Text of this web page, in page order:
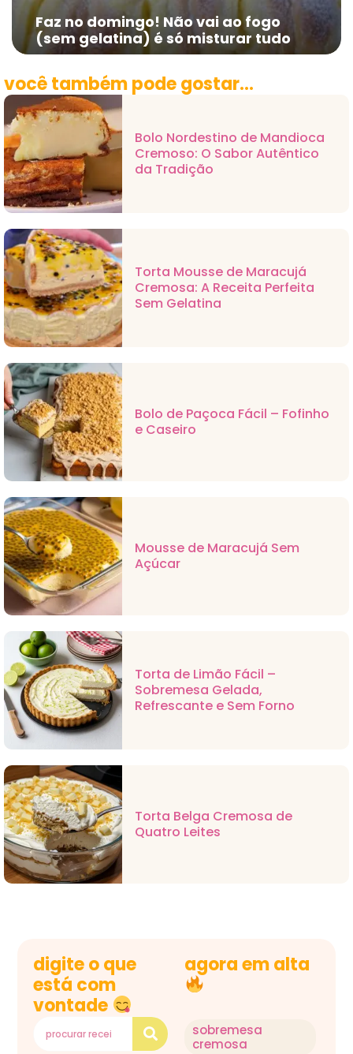
Faz no domingo! Não vai ao fogo
(sem gelatina) é só misturar tudo
você também pode gostar...
Bolo Nordestino de Mandioca
Cremoso: O Sabor Autêntico
da Tradição
Torta Mousse de Maracujá
Cremosa: A Receita Perfeita
Sem Gelatina
Bolo de Paçoca Fácil – Fofinho
e Caseiro
Mousse de Maracujá Sem
Açúcar
Torta de Limão Fácil –
Sobremesa Gelada,
Refrescante e Sem Forno
Torta Belga Cremosa de
Quatro Leites
digite o que
está com
vontade
agora em alta
sobremesa
cremosa